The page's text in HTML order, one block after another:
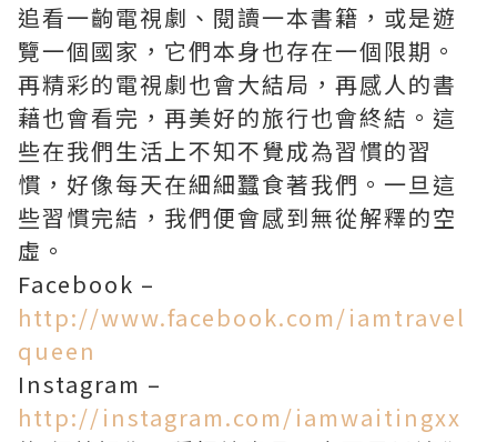
追看一齣電視劇、閱讀一本書籍，或是遊
覽一個國家，它們本身也存在一個限期。
再精彩的電視劇也會大結局，再感人的書
藉也會看完，再美好的旅行也會終結。這
些在我們生活上不知不覺成為習慣的習
慣，好像每天在細細蠶食著我們。一旦這
些習慣完結，我們便會感到無從解釋的空
虛。
Facebook –
http://www.facebook.com/iamtravel
queen
Instagram –
http://instagram.com/iamwaitingxx